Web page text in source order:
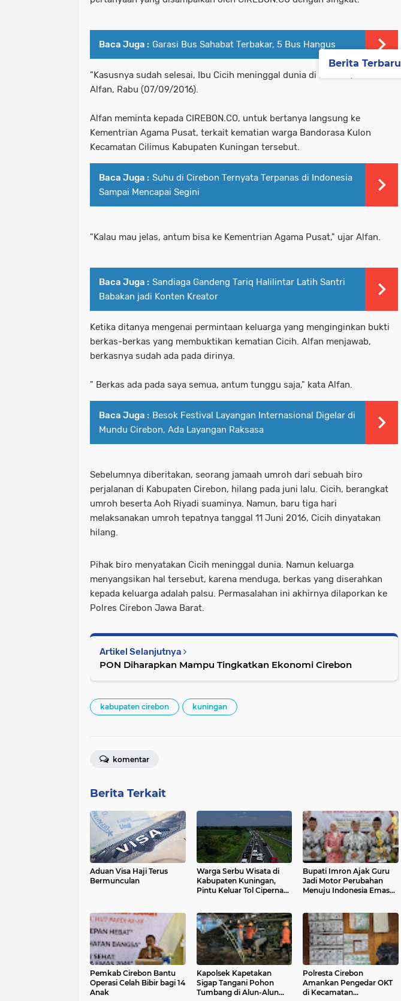
Baca Juga : Garasi Bus Sahabat Terbakar, 5 Bus Hangus
"Kasusnya sudah selesai, Ibu Cicih meninggal dunia di Mekkah," kata
Alfan, Rabu (07/09/2016).
Alfan meminta kepada CIREBON.CO, untuk bertanya langsung ke
Kementrian Agama Pusat, terkait kematian warga Bandorasa Kulon
Kecamatan Cilimus Kabupaten Kuningan tersebut.
Baca Juga : Suhu di Cirebon Ternyata Terpanas di Indonesia
Sampai Mencapai Segini
"Kalau mau jelas, antum bisa ke Kementrian Agama Pusat," ujar Alfan.
Baca Juga : Sandiaga Gandeng Tariq Halilintar Latih Santri
Babakan jadi Konten Kreator
Ketika ditanya mengenai permintaan keluarga yang menginginkan bukti
berkas-berkas yang membuktikan kematian Cicih. Alfan menjawab,
berkasnya sudah ada pada dirinya.
" Berkas ada pada saya semua, antum tunggu saja," kata Alfan.
Baca Juga : Besok Festival Layangan Internasional Digelar di
Mundu Cirebon, Ada Layangan Raksasa
Sebelumnya diberitakan, seorang jamaah umroh dari sebuah biro
perjalanan di Kabupaten Cirebon, hilang pada juni lalu. Cicih, berangkat
umroh beserta Aoh Riyadi suaminya. Namun, baru tiga hari
melaksanakan umroh tepatnya tanggal 11 Juni 2016, Cicih dinyatakan
hilang.
Pihak biro menyatakan Cicih meninggal dunia. Namun keluarga
menyangsikan hal tersebut, karena menduga, berkas yang diserahkan
kepada keluarga adalah palsu. Permasalahan ini akhirnya dilaporkan ke
Polres Cirebon Jawa Barat.
Artikel Selanjutnya
PON Diharapkan Mampu Tingkatkan Ekonomi Cirebon
kabupaten cirebon kuningan
komentar
Berita Terkait
Aduan Visa Haji Terus
Bermunculan
Warga Serbu Wisata di
Kabupaten Kuningan,
Pintu Keluar Tol Ciperna
‎Bupati Imron Ajak Guru
Jadi Motor Perubahan
Menuju Indonesia Emas
Pemkab Cirebon Bantu
Operasi Celah Bibir bagi 14
Anak
Kapolsek Kapetakan
Sigap Tangani Pohon
Tumbang di Alun-Alun
Polresta Cirebon
Amankan Pengedar OKT
di Kecamatan
Berita Terbaru